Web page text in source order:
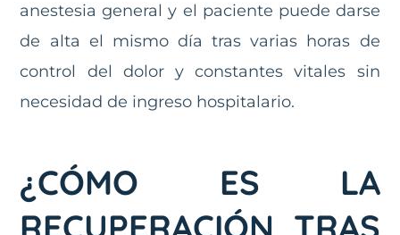
anestesia general y el paciente puede darse
de alta el mismo día tras varias horas de
control del dolor y constantes vitales sin
necesidad de ingreso hospitalario.
¿CÓMO ES LA